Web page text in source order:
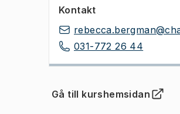
Kontakt
031-772 26 44
Gå till kurshemsidan
(Öppnas i ny flik)